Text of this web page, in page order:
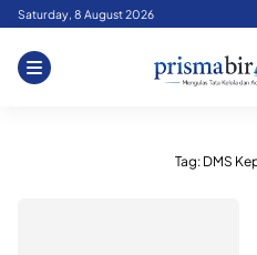
Skip
content
Saturday, 8 August 2026
Tag: DMS